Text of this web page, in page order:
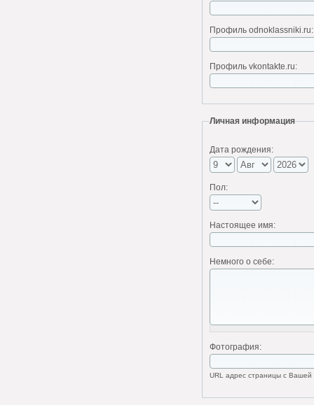
Профиль odnoklassniki.ru:
Профиль vkontakte.ru:
Личная информация
Дата рождения:
Пол:
Настоящее имя:
Немного о себе:
Фотография:
URL адрес страницы с